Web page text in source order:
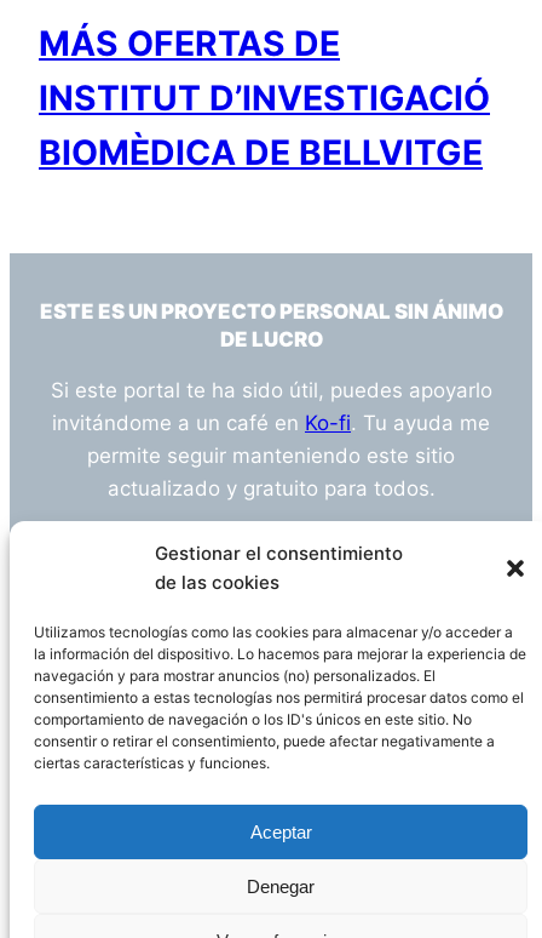
Gestionar el consentimiento
de las cookies
Utilizamos tecnologías como las cookies para almacenar y/o acceder a
la información del dispositivo. Lo hacemos para mejorar la experiencia de
navegación y para mostrar anuncios (no) personalizados. El
consentimiento a estas tecnologías nos permitirá procesar datos como el
comportamiento de navegación o los ID's únicos en este sitio. No
consentir o retirar el consentimiento, puede afectar negativamente a
ciertas características y funciones.
Aceptar
Denegar
MÁS OFERTAS DE
INSTITUT D’INVESTIGACIÓ
BIOMÈDICA DE BELLVITGE
ESTE ES UN PROYECTO PERSONAL SIN ÁNIMO
DE LUCRO
Si este portal te ha sido útil, puedes apoyarlo
invitándome a un café en Ko-fi. Tu ayuda me
permite seguir manteniendo este sitio
actualizado y gratuito para todos.
¿Tienes alguna duda o sugerencia? Escríbeme
info@empleosanitarioinvestigacion.es
Descargo de Responsabilidad
Declaración de Privacidad Política de cookies
WordPress
Página administrada por Javier Ripoll